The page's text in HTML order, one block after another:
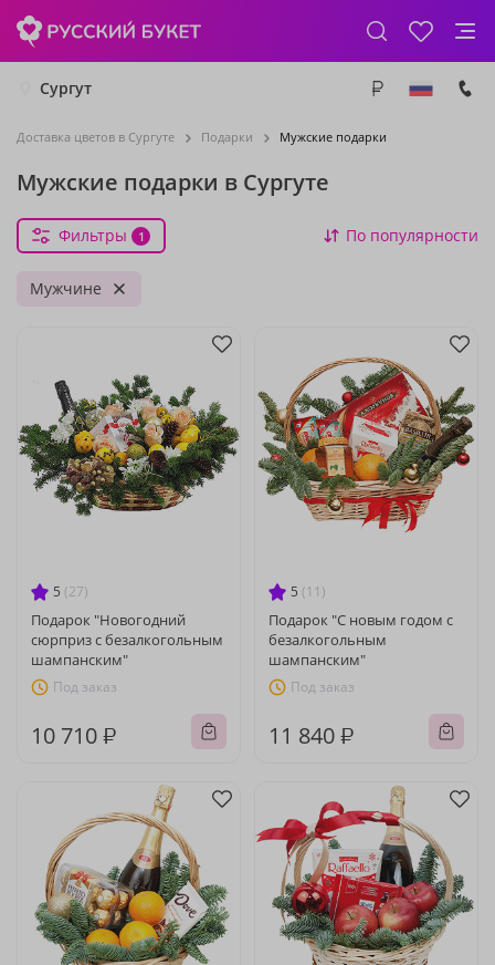
Сургут
Доставка цветов в Сургуте Подарки Мужские подарки
Мужские подарки в Сургуте
Фильтры 1 По популярности
Мужчине
5 (27)
Подарок "Новогодний
сюрприз с безалкогольным
шампанским"
Под заказ
10 710 ₽
5 (11)
Подарок "С новым годом с
безалкогольным
шампанским"
Под заказ
11 840 ₽